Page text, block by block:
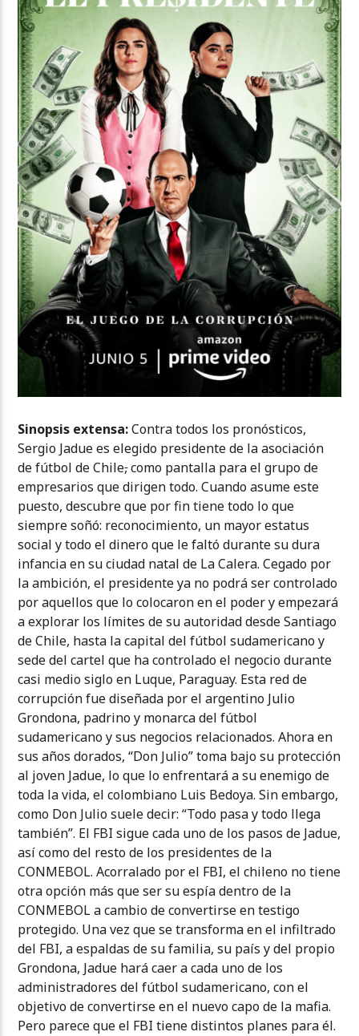
Sinopsis extensa:Contra todos los pronósticos,
Sergio Jadue es elegido presidente de la asociación
de fútbol de Chile,como pantalla para el grupo de
empresarios que dirigen todo. Cuando asume este
puesto, descubre que por fin tiene todo lo que
siempre soñó: reconocimiento, un mayor estatus
social y todo el dinero que le faltó durante su dura
infancia en su ciudad natal de La Calera. Cegado por
la ambición, el presidente ya no podrá ser controlado
por aquellos que lo colocaron en el poder y empezará
a explorar los límites de su autoridad desde Santiago
de Chile, hasta la capital del fútbol sudamericano y
sede del cartel que ha controlado el negocio durante
casi medio siglo en Luque, Paraguay. Esta red de
corrupción fue diseñada por el argentino Julio
Grondona, padrino y monarca del fútbol
sudamericano y sus negocios relacionados. Ahora en
sus años dorados, “Don Julio” toma bajo su protección
al joven Jadue, lo que lo enfrentará a su enemigo de
toda la vida, el colombiano Luis Bedoya. Sin embargo,
como Don Julio suele decir: “Todo pasa y todo llega
también”. El FBI sigue cada uno de los pasos de Jadue,
así como del resto de los presidentes de la
CONMEBOL. Acorralado por el FBI, el chileno no tiene
otra opción más que ser su espía dentro de la
CONMEBOL a cambio de convertirse en testigo
protegido. Una vez que se transforma en el infiltrado
del FBI, a espaldas de su familia, su país y del propio
Grondona, Jadue hará caer a cada uno de los
administradores del fútbol sudamericano, con el
objetivo de convertirse en el nuevo capo de la mafia.
Pero parece que el FBI tiene distintos planes para él.